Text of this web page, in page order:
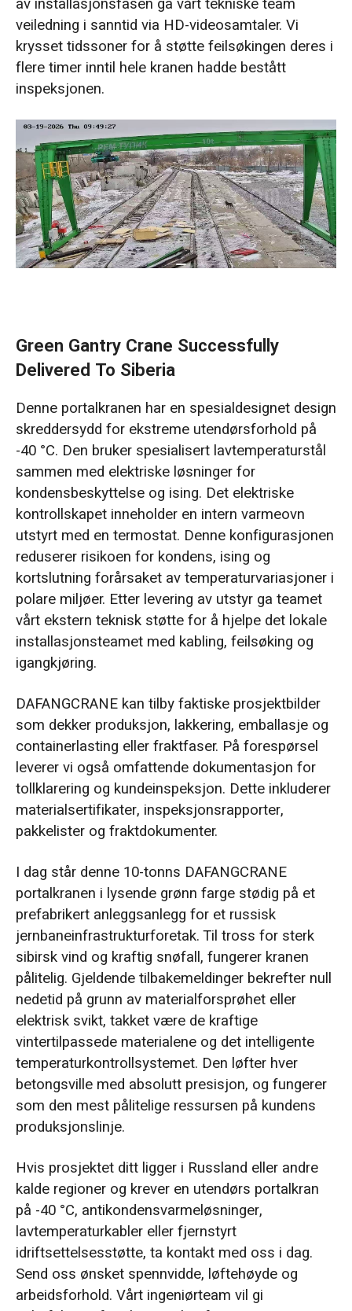
veiledning i sanntid via HD-videosamtaler. Vi
krysset tidssoner for å støtte feilsøkingen deres i
flere timer inntil hele kranen hadde bestått
inspeksjonen.
Green Gantry Crane Successfully
Delivered To Siberia
Denne portalkranen har en spesialdesignet design
skreddersydd for ekstreme utendørsforhold på
-40 °C. Den bruker spesialisert lavtemperaturstål
sammen med elektriske løsninger for
kondensbeskyttelse og ising. Det elektriske
kontrollskapet inneholder en intern varmeovn
utstyrt med en termostat. Denne konfigurasjonen
reduserer risikoen for kondens, ising og
kortslutning forårsaket av temperaturvariasjoner i
polare miljøer. Etter levering av utstyr ga teamet
vårt ekstern teknisk støtte for å hjelpe det lokale
installasjonsteamet med kabling, feilsøking og
igangkjøring.
DAFANGCRANE kan tilby faktiske prosjektbilder
som dekker produksjon, lakkering, emballasje og
containerlasting eller fraktfaser. På forespørsel
leverer vi også omfattende dokumentasjon for
tollklarering og kundeinspeksjon. Dette inkluderer
materialsertifikater, inspeksjonsrapporter,
pakkelister og fraktdokumenter.
I dag står denne 10-tonns DAFANGCRANE
portalkranen i lysende grønn farge stødig på et
prefabrikert anleggsanlegg for et russisk
jernbaneinfrastrukturforetak. Til tross for sterk
sibirsk vind og kraftig snøfall, fungerer kranen
pålitelig. Gjeldende tilbakemeldinger bekrefter null
nedetid på grunn av materialforsprøhet eller
elektrisk svikt, takket være de kraftige
vintertilpassede materialene og det intelligente
temperaturkontrollsystemet. Den løfter hver
betongsville med absolutt presisjon, og fungerer
som den mest pålitelige ressursen på kundens
produksjonslinje.
Hvis prosjektet ditt ligger i Russland eller andre
kalde regioner og krever en utendørs portalkran
på -40 °C, antikondensvarmeløsninger,
lavtemperaturkabler eller fjernstyrt
idriftsettelsesstøtte, ta kontakt med oss i dag.
Send oss ønsket spennvidde, løftehøyde og
arbeidsforhold. Vårt ingeniørteam vil gi